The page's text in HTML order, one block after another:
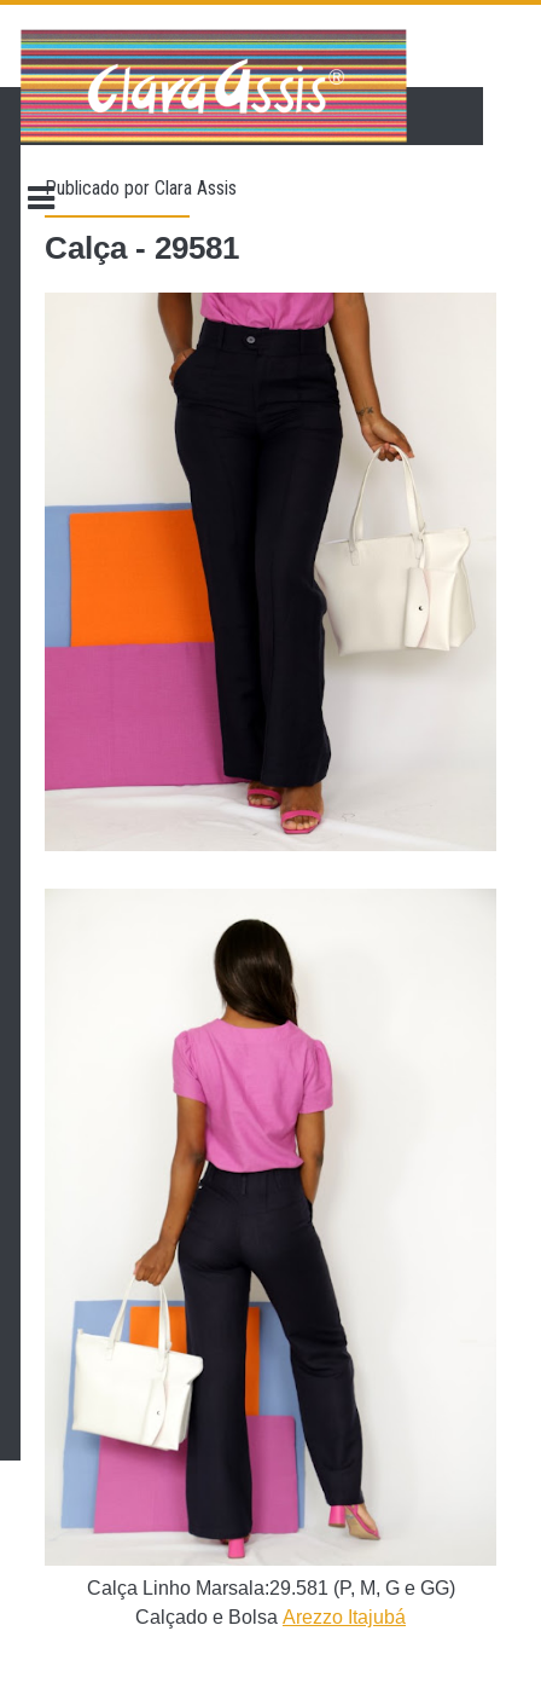
PÁGINA INICIAL
LOJA VIRTUAL
CONTATO
PROMOÇÃO
Publicado porClara Assis
Calça - 29581
Calça Linho Marsala:29.581 (P, M, G e GG)
Calçado e Bolsa Arezzo Itajubá